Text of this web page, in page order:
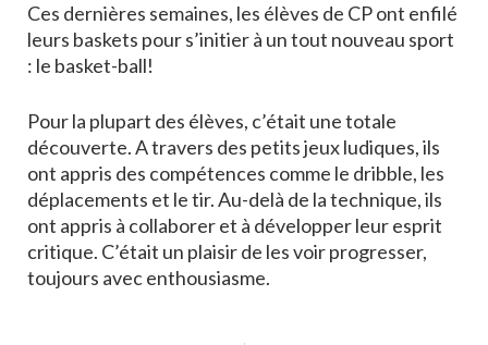
Ces dernières semaines, les élèves de CP ont enfilé
leurs baskets pour s’initier à un tout nouveau sport
: le basket-ball!
Pour la plupart des élèves, c’était une totale
découverte. A travers des petits jeux ludiques, ils
ont appris des compétences comme le dribble, les
déplacements et le tir. Au-delà de la technique, ils
ont appris à collaborer et à développer leur esprit
critique. C’était un plaisir de les voir progresser,
toujours avec enthousiasme.